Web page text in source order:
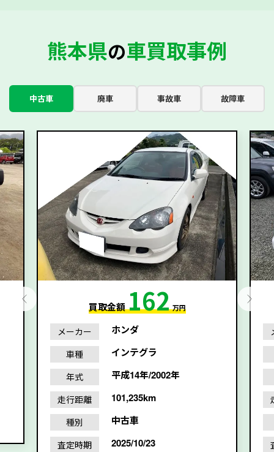
熊本県の車買取事例
中古車 廃車 事故車 故障車
買取金額162 万円
メーカー ホンダ
車種 インテグラ
年式 平成14年/2002年
走行距離 101,235km
種別 中古車
査定時期 2025/10/23